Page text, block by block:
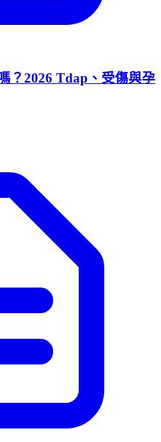
？2026 Tdap、受傷與孕